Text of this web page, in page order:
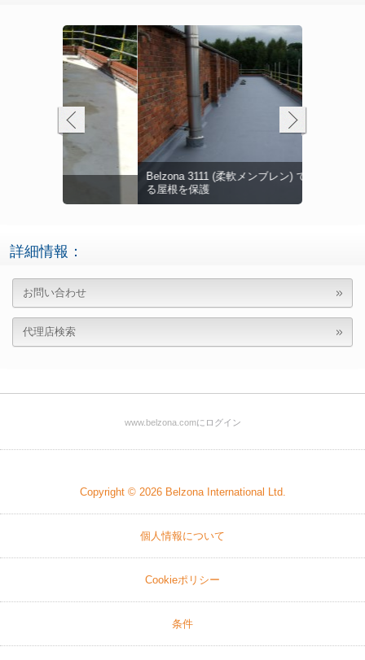
Belzona 3111 (柔軟メンブレン) で雨漏りのす
詳細情報：
お問い合わせ
代理店検索
www.belzona.comにログイン
Copyright © 2026 Belzona International Ltd.
個人情報について
Cookieポリシー
条件